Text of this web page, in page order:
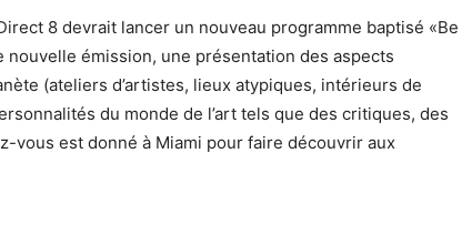
8 devrait lancer un nouveau programme baptisé «Be
émission, une présentation des aspects
(ateliers d’artistes, lieux atypiques, intérieurs de
du monde de l’art tels que des critiques, des
est donné à Miami pour faire découvrir aux